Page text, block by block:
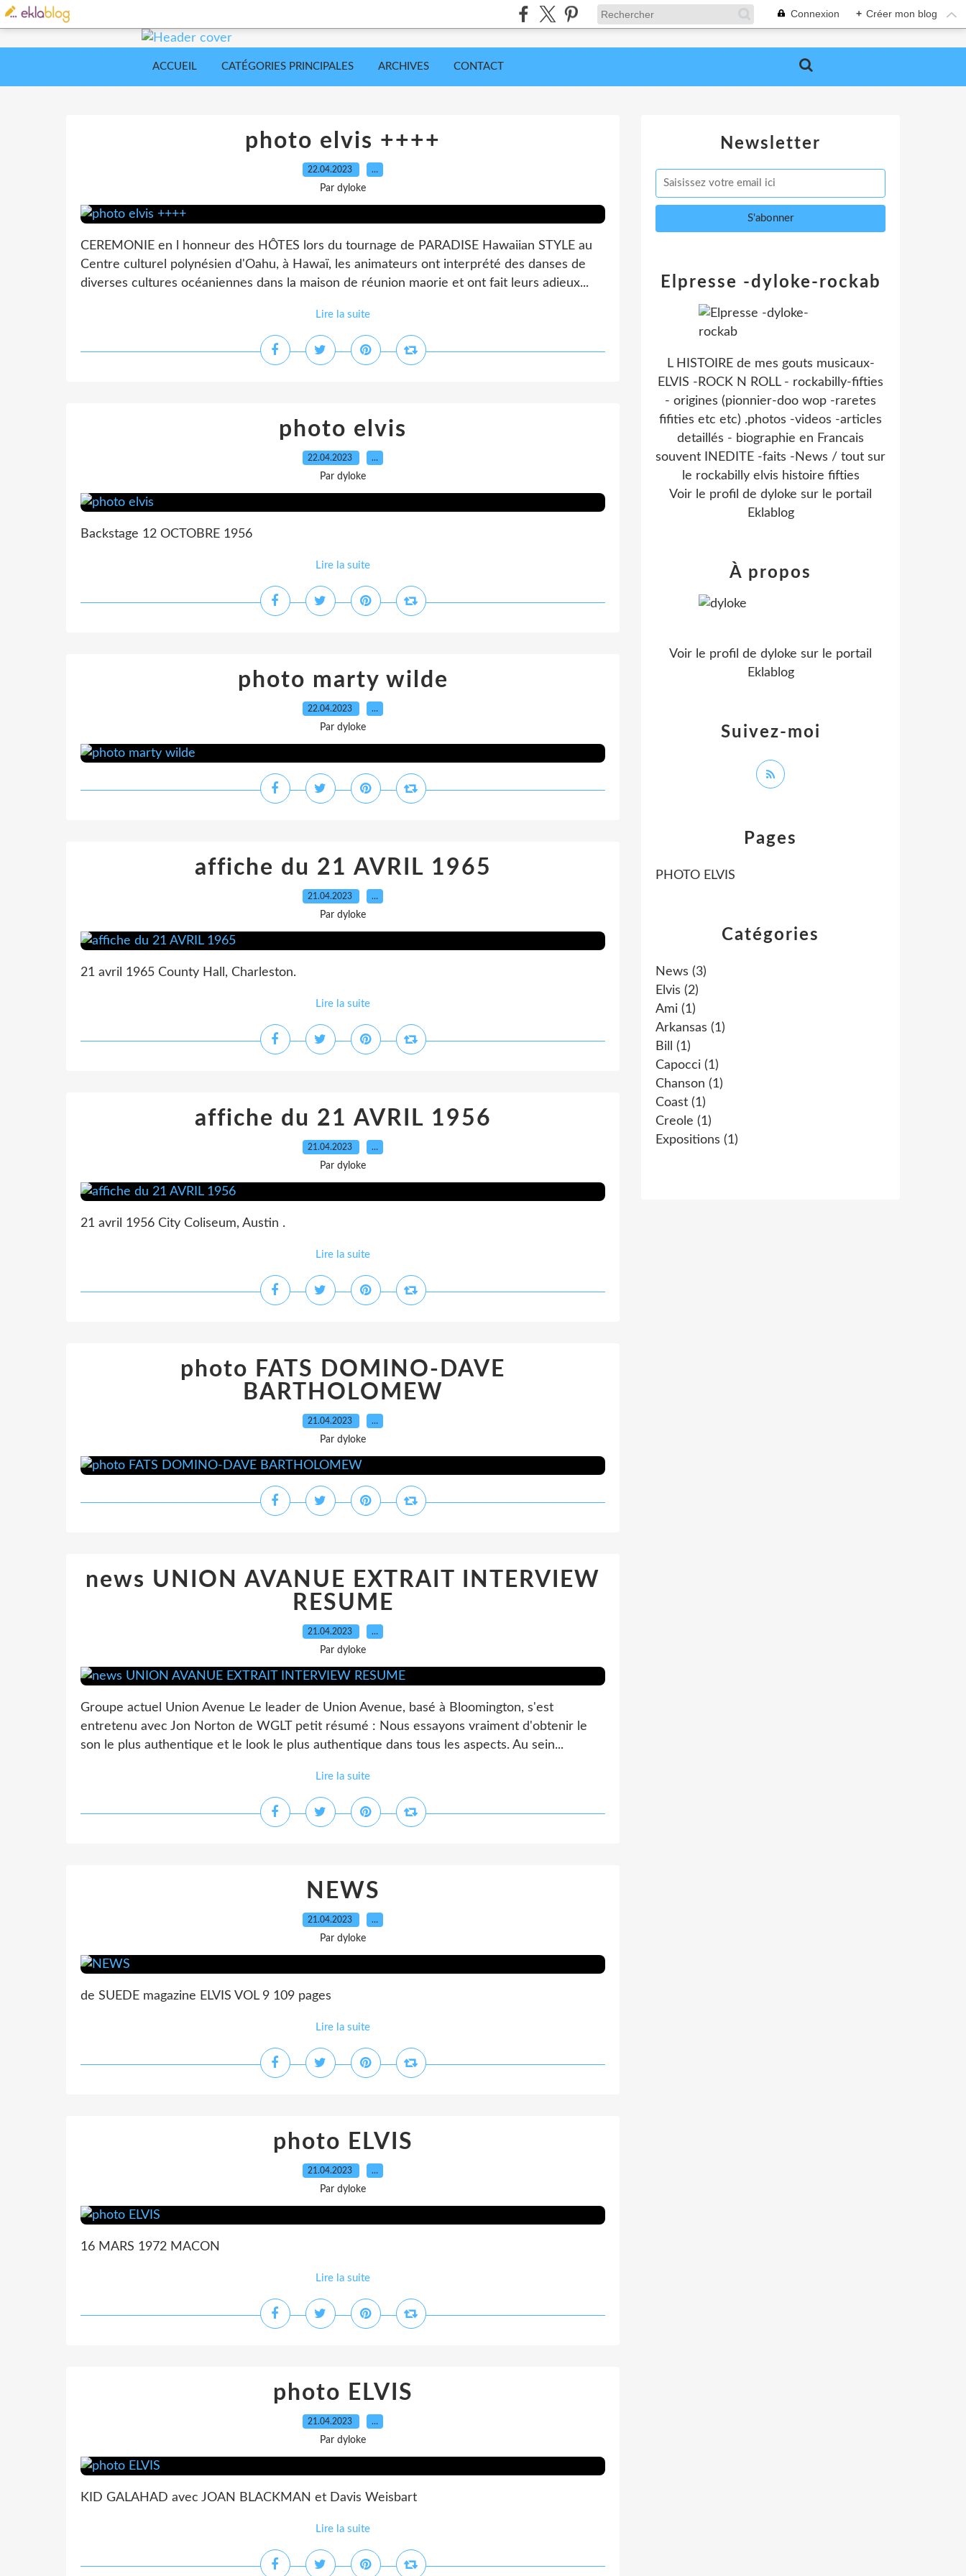
Connexion + Créer mon blog
ACCUEIL CATÉGORIES PRINCIPALES ARCHIVES CONTACT
photo elvis ++++
22.04.2023 …
Par dyloke
CEREMONIE en l honneur des HÔTES lors du tournage de PARADISE Hawaiian STYLE au
Centre culturel polynésien d'Oahu, à Hawaï, les animateurs ont interprété des danses de
diverses cultures océaniennes dans la maison de réunion maorie et ont fait leurs adieux...
Lire la suite
photo elvis
22.04.2023 …
Par dyloke
Backstage 12 OCTOBRE 1956
Lire la suite
photo marty wilde
22.04.2023 …
Par dyloke
affiche du 21 AVRIL 1965
21.04.2023 …
Par dyloke
21 avril 1965 County Hall, Charleston.
Lire la suite
affiche du 21 AVRIL 1956
21.04.2023 …
Par dyloke
21 avril 1956 City Coliseum, Austin .
Lire la suite
photo FATS DOMINO-DAVE
BARTHOLOMEW
21.04.2023 …
Par dyloke
news UNION AVANUE EXTRAIT INTERVIEW
RESUME
21.04.2023 …
Par dyloke
Groupe actuel Union Avenue Le leader de Union Avenue, basé à Bloomington, s'est
entretenu avec Jon Norton de WGLT petit résumé : Nous essayons vraiment d'obtenir le
son le plus authentique et le look le plus authentique dans tous les aspects. Au sein...
Lire la suite
NEWS
21.04.2023 …
Par dyloke
de SUEDE magazine ELVIS VOL 9 109 pages
Lire la suite
photo ELVIS
21.04.2023 …
Par dyloke
16 MARS 1972 MACON
Lire la suite
photo ELVIS
21.04.2023 …
Par dyloke
KID GALAHAD avec JOAN BLACKMAN et Davis Weisbart
Lire la suite
Newsletter
Catégories
News (3)
Elvis (2)
Ami (1)
Arkansas (1)
Bill
(1)
Capocci (1)
Chanson (1)
Coast (1)
Creole (1)
Expositions (1)
Pages
PHOTO ELVIS
Elpresse -dyloke-rockab
L HISTOIRE de mes gouts musicaux-
ELVIS -ROCK N ROLL - rockabilly-fifties
- origines (pionnier-doo wop -raretes
fifities etc etc) .photos -videos -articles
detaillés - biographie en Francais
souvent INEDITE -faits -News / tout sur
le rockabilly elvis histoire fifties
Voir le profil de dyloke sur le portail
Eklablog
Suivez-moi
À propos
Voir le profil de dyloke sur le portail
Eklablog